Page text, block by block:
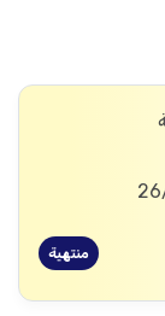
منتهية